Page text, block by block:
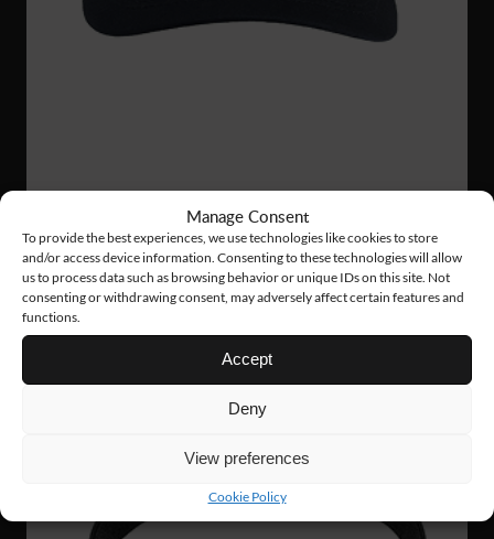
Manage Consent
To provide the best experiences, we use technologies like cookies to store
and/or access device information. Consenting to these technologies will allow
us to process data such as browsing behavior or unique IDs on this site. Not
consenting or withdrawing consent, may adversely affect certain features and
functions.
Accept
Deny
View preferences
Cookie Policy
TECH CAP